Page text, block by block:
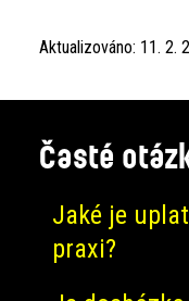
Aktualizováno: 11. 2.
Časté
Jaké je
praxi?